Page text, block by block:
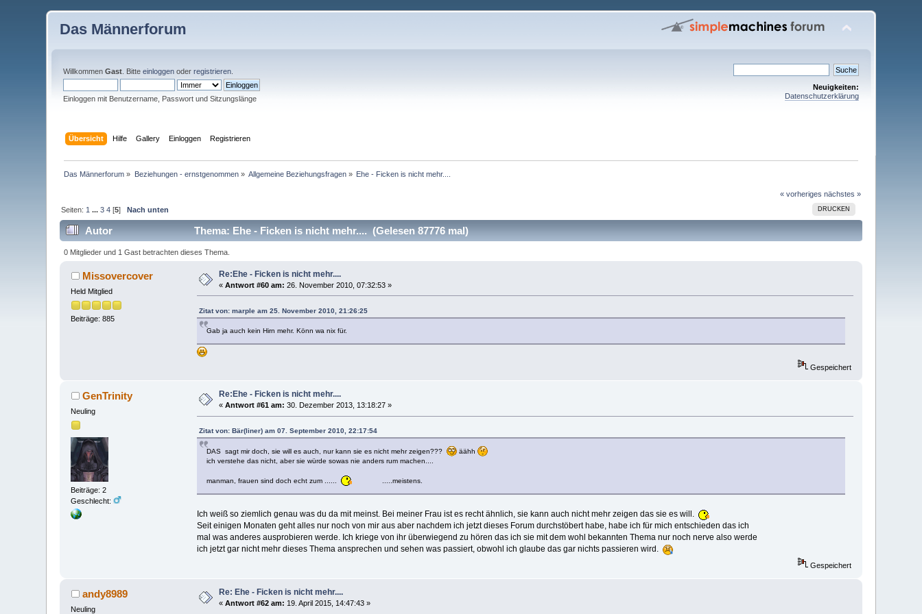
Das Männerforum
WillkommenGast . Bitteeinloggen oderregistrieren
Einloggen mit Benutzername, Passwort und Sitzungslänge
Neuigkeiten:
Datenschutzerklärung
Übersicht Hilfe Gallery Einloggen Registrieren
Das Männerforum » Beziehungen - ernstgenommen» Allgemeine Beziehungsfragen » Ehe - Ficken is nicht mehr....
« vorheriges nächstes »
DRUCKEN
Seiten: 1 ...3 4 [5]Nach unten
Autor Thema: Ehe - Ficken is nicht mehr.... (Gelesen 87776 mal)
0 Mitglieder und 1 Gast betrachten dieses Thema.
Missovercover
Held Mitglied
Beiträge: 885
Re:Ehe - Ficken is nicht mehr....
«Antwort #60 am: 26. November 2010, 07:32:53 »
Zitat von: marple am 25. November 2010, 21:26:25
Gab ja auch kein Hirn mehr. Könn wa nix für.
Gespeichert
GenTrinity
Neuling
Beiträge: 2
Geschlecht:
Re:Ehe - Ficken is nicht mehr....
«Antwort #61 am: 30. Dezember 2013, 13:18:27 »
Zitat von: Bär(liner) am 07. September 2010, 22:17:54
DAS sagt mir doch, sie will es auch, nur kann sie es nicht mehr zeigen???
äähh
ich verstehe das nicht, aber sie würde sowas nie anders rum machen....
manman, frauen sind doch echt zum ...... .....meistens.
Ich weiß so ziemlich genau was du da mit meinst. Bei meiner Frau ist es recht ähnlich, sie kann auch nicht mehr zeigen das sie es will.
Seit einigen Monaten geht alles nur noch von mir aus aber nachdem ich jetzt dieses Forum durchstöbert habe, habe ich für mich entschieden das ich
mal was anderes ausprobieren werde. Ich kriege von ihr überwiegend zu hören das ich sie mit dem wohl bekannten Thema nur noch nerve also werde
ich jetzt gar nicht mehr dieses Thema ansprechen und sehen was passiert, obwohl ich glaube das gar nichts passieren wird.
Gespeichert
andy8989
Neuling
Re: Ehe - Ficken is nicht mehr....
«Antwort #62 am: 19. April 2015, 14:47:43 »